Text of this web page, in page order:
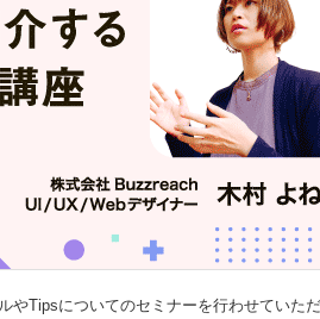
やTipsについてのセミナーを行わせていた